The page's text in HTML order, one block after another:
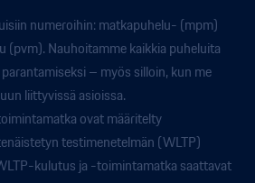
numeroihin: matkapuhelu- (mpm)
(pvm). Nauhoitamme kaikkia puheluita
– myös silloin, kun me
liittyvissä asioissa.
ovat määritelty
testimenetelmän (WLTP)
kulutus ja -toimintamatka saattavat